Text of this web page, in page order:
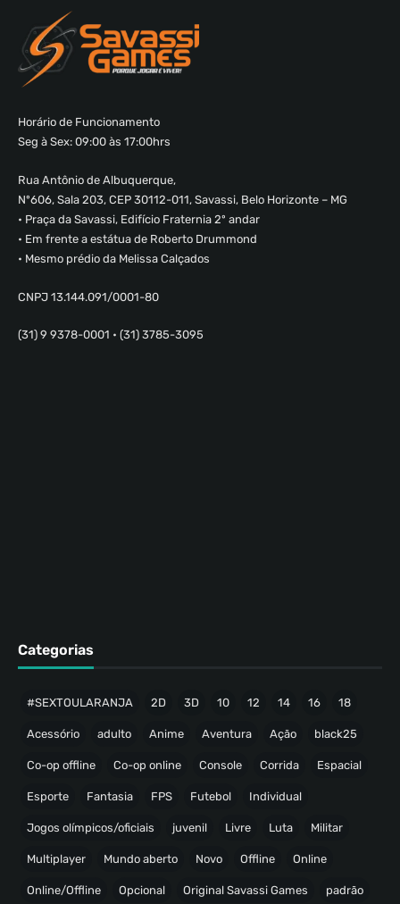
Horário de Funcionamento
Seg à Sex: 09:00 às 17:00hrs
Rua Antônio de Albuquerque,
Nº606, Sala 203, CEP 30112-011, Savassi, Belo Horizonte – MG
• Praça da Savassi, Edifício Fraternia 2º andar
• Em frente a estátua de Roberto Drummond
• Mesmo prédio da Melissa Calçados
CNPJ 13.144.091/0001-80
(31) 9 9378-0001 • (31) 3785-3095
Categorias
#SEXTOULARANJA 2D 3D 10 12 14 16 18
Acessório adulto Anime Aventura Ação black25
Co-op offline Co-op online Console Corrida Espacial
Esporte Fantasia FPS Futebol Individual
Jogos olímpicos/oficiais juvenil Livre Luta Militar
Multiplayer Mundo aberto Novo Offline Online
Online/Offline Opcional Original Savassi Games padrão